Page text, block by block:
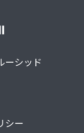
ーシッド
シー